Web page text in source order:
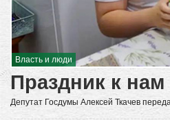
Власть и люди
Праздник к
Депутат Госдумы Алексей Ткачев